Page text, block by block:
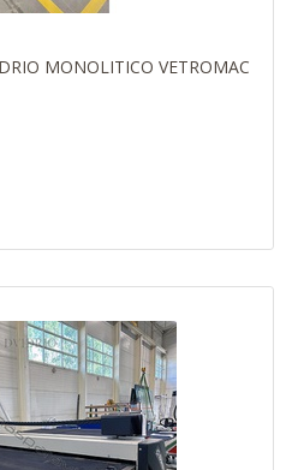
MONOLITICO VETROMAC